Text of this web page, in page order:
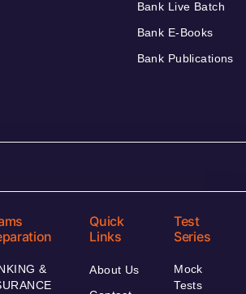
Bank Live Batch
Bank E-Books
Bank Publications
&
Quick
Links
About Us
Test
Series
Mock
Tests